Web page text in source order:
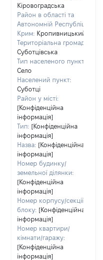
Кіровоградська
Район в області та
Автономній Республіці
Крим: Кропивницький
Територіальна громада:
Суботцівська
Тип населеного пункту:
Село
Населений пункт:
Суботці
Район у місті:
[Конфіденційна
інформація]
Тип: [Конфіденційна
інформація]
Назва: [Конфіденційна
інформація]
Номер будинку/
земельної ділянки:
[Конфіденційна
інформація]
Номер корпусу/секції/
блоку: [Конфіденційна
інформація]
Номер квартири/
кімнати/гаражу:
[Конфіденційна
інформація]